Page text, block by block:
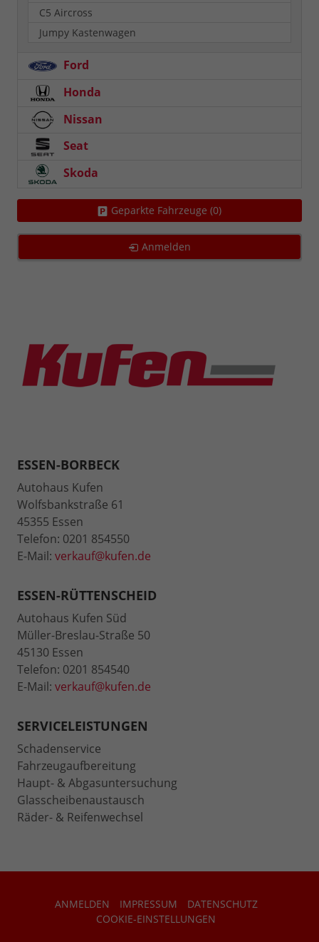
C5 Aircross
Jumpy Kastenwagen
Ford
Honda
Nissan
Seat
Skoda
Geparkte Fahrzeuge (0)
Anmelden
ESSEN-BORBECK
Autohaus Kufen
Wolfsbankstraße 61
45355 Essen
Telefon: 0201 854550
E-Mail: verkauf@kufen.de
ESSEN-RÜTTENSCHEID
Autohaus Kufen Süd
Müller-Breslau-Straße 50
45130 Essen
Telefon: 0201 854540
E-Mail: verkauf@kufen.de
SERVICELEISTUNGEN
Schadenservice
Fahrzeugaufbereitung
Haupt- & Abgasuntersuchung
Glasscheibenaustausch
Räder- & Reifenwechsel
ANMELDEN IMPRESSUM
DATENSCHUTZ
COOKIE-EINSTELLUNGEN